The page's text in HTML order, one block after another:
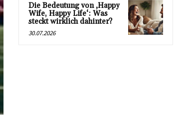
Die Bedeutung von ‚Happy
Wife, Happy Life‘: Was
steckt wirklich dahinter?
30.07.2026